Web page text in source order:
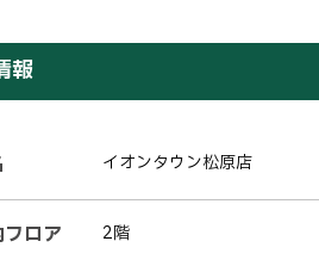
報
イオンタウン松原店
ロア 2階